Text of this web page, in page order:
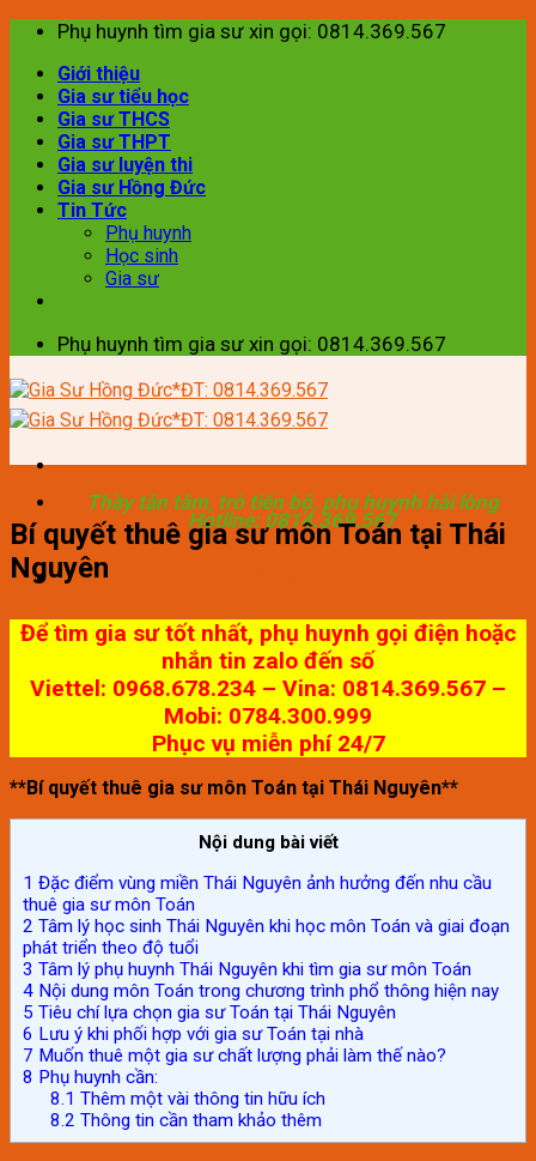
Skip
content
Phụ huynh tìm gia sư xin gọi: 0814.369.567
Giới thiệu
Gia sư tiểu học
Gia sư THCS
Gia sư THPT
Gia sư luyện thi
Gia sư Hồng Đức
Tin Tức
Phụ huynh
Học sinh
Gia sư
Phụ huynh tìm gia sư xin gọi: 0814.369.567
Thầy tận tâm, trò tiến bộ, phụ huynh hài lòng
Hotline: 0814.369.567
Bí quyết thuê gia sư môn Toán tại Thái
Nguyên
Để tìm gia sư tốt nhất, phụ huynh gọi điện hoặc
nhắn tin zalo đến số
Viettel: 0968.678.234 – Vina: 0814.369.567 –
Mobi: 0784.300.999
Phục vụ miễn phí 24/7
**Bí quyết thuê gia sư môn Toán tại Thái Nguyên**
Nội dung bài viết
1 Đặc điểm vùng miền Thái Nguyên ảnh hưởng đến nhu cầu
thuê gia sư môn Toán
2 Tâm lý học sinh Thái Nguyên khi học môn Toán và giai đoạn
phát triển theo độ tuổi
3 Tâm lý phụ huynh Thái Nguyên khi tìm gia sư môn Toán
4 Nội dung môn Toán trong chương trình phổ thông hiện nay
5 Tiêu chí lựa chọn gia sư Toán tại Thái Nguyên
6 Lưu ý khi phối hợp với gia sư Toán tại nhà
7 Muốn thuê một gia sư chất lượng phải làm thế nào?
8 Phụ huynh cần:
8.1 Thêm một vài thông tin hữu ích
8.2 Thông tin cần tham khảo thêm